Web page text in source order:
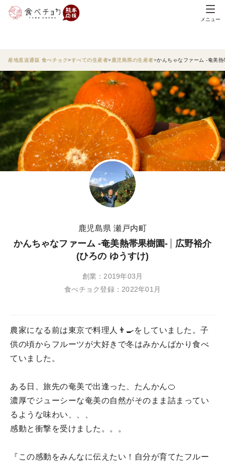
メニュー
産地直送通販 食べチョク すべての生産者 鹿児島県の生産者 かんちゃなファーム -奄美熱
鹿児島県 瀬戸内町
かんちゃなファーム -奄美熱帯果樹園-
広野裕介
(ひろの ゆうすけ)
創業：2019年03月
食べチョク登録：2022年01月
農家になる前は東京で料理人👨‍🍳をしていました。子
供の頃からフルーツが大好きで冬はみかんばかり食べ
ていました。
ある日、旅先の奄美で出逢った、たんかん🍊
濃厚でジューシーな奄美の自然がそのまま詰まってい
るような味わい、、、
感動と衝撃を受けました。。。
『この感動をみんなに伝えたい！自分が育てたフルー